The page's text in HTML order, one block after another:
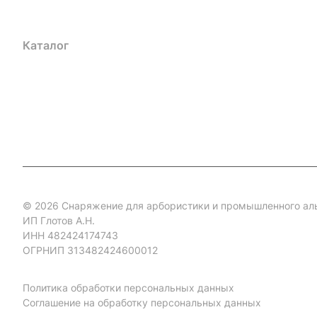
Каталог
© 2026 Снаряжение для арбористики и промышленного
ИП Глотов А.Н.
ИНН 482424174743
ОГРНИП 313482424600012
Политика обработки персональных данных
Соглашение на обработку персональных данных